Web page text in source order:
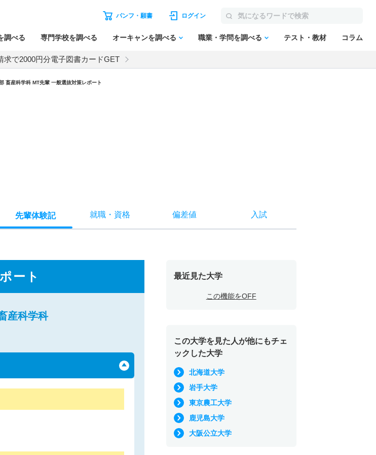
パンフ・願書 ログイン
調べる 専門学校を調べる オーキャンを調べる 職業・学問を調べる テスト・教材 コラム
求で2000円分電子図書カードGET
畜産科学科 MT先輩 一般選抜対策レポート
先輩体験記 就職・ 資格 偏差値 入試
ート
産科学科
最近見た大学
この機能をOFF
この大学を見た人が他にもチェ
ックした大学
北海道大学
岩手大学
東京農工大学
鹿児島大学
大阪公立大学